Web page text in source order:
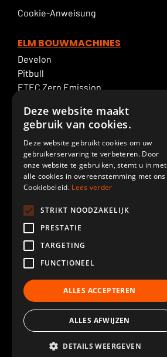
Cookie-Anweisung
ELM BOUWMACHINES
Develon
Pitbull
ETEC Zero Emission
ELM Service
ELM SPECIALTIES
Ausleger & Löffelstiel
Demolition
Kabinenerhöhung
Piling
Lackiererei
Mass angeferdigt
Meer ELM GROEP
Nachrichten
Auslieferungen
Modifikationen
Gebrauchte Maschinen
Deze website maakt
gebruik van cookies.
Deze website gebruikt cookies om uw
gebruikerservaring te verbeteren. Door
onze website te gebruiken, stemt u in met
alle cookies in overeenstemming met ons
Cookiebeleid. Lees verder
STRIKT NOODZAKELIJK
PRESTATIE
TARGETING
FUNCTIONEEL
ALLES ACCEPTEREN
ALLES AFWIJZEN
DETAILS WEERGEVEN